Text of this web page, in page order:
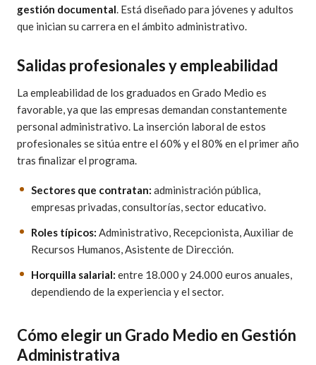
gestión documental. Está diseñado para jóvenes y adultos
que inician su carrera en el ámbito administrativo.
Salidas profesionales y empleabilidad
La empleabilidad de los graduados en Grado Medio es
favorable, ya que las empresas demandan constantemente
personal administrativo. La inserción laboral de estos
profesionales se sitúa entre el 60% y el 80% en el primer año
tras finalizar el programa.
Sectores que contratan: administración pública,
empresas privadas, consultorías, sector educativo.
Roles típicos: Administrativo, Recepcionista, Auxiliar de
Recursos Humanos, Asistente de Dirección.
Horquilla salarial: entre 18.000 y 24.000 euros anuales,
dependiendo de la experiencia y el sector.
Cómo elegir un Grado Medio en Gestión
Administrativa